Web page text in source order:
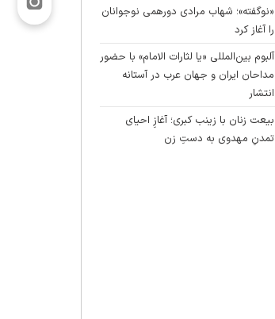
«نوگفته»؛ شهاب مرادی دورهمی نوجوانان
را آغاز کرد
آلبوم بین‌المللی «یا لثارات الامام» با حضور
مداحان ایران و جهان عرب در آستانه
انتشار
بیعت زنان با زینب کبری؛ آغازِ احیای
تمدنِ مهدوی به دستِ زن